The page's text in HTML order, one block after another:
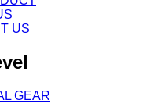
US